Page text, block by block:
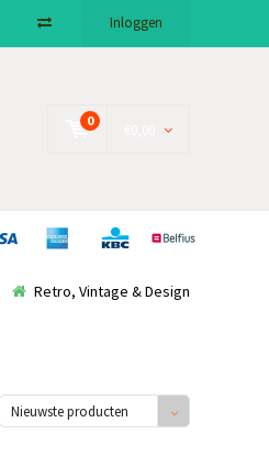
Inloggen
0
Retro, Vintage & Design
Nieuwste producten